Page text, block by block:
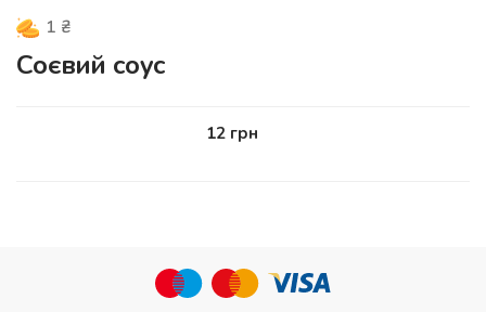
1 ₴
Соєвий соус
12 грн